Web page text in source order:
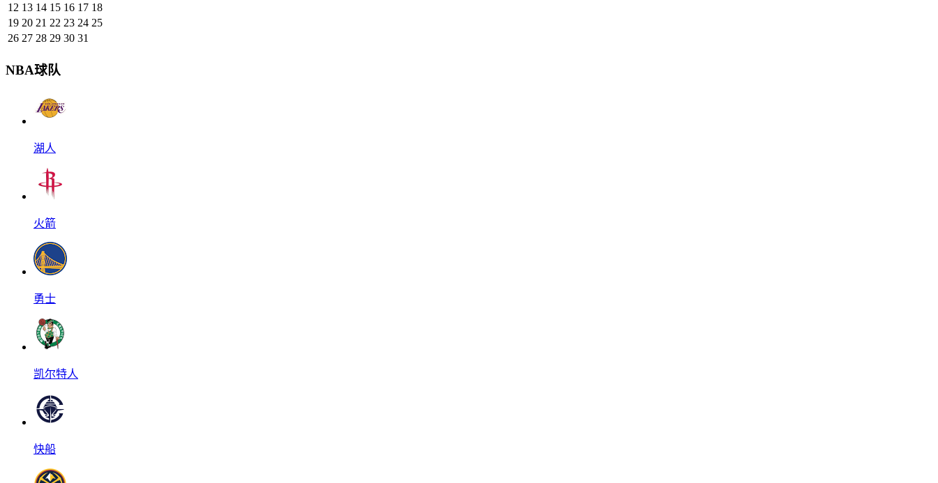
12 13 14 15 16 17 18
19 20 21 22 23 24 25
26 27 28 29 30 31
NBA球队
湖人
火箭
勇士
凯尔特人
快船